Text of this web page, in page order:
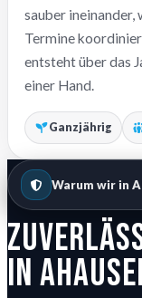
sauber ineinander,
Termine
entsteht über das
einer Hand.
Ganzjährig
Warum wir in
In